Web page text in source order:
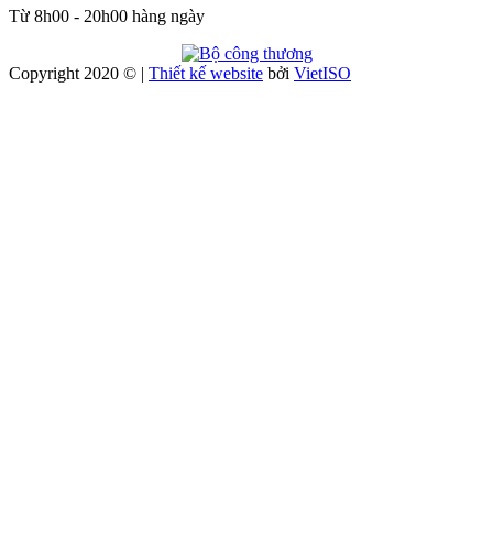
Từ 8h00 - 20h00 hàng ngày
Copyright 2020 © | Thiết kế website bởi VietISO